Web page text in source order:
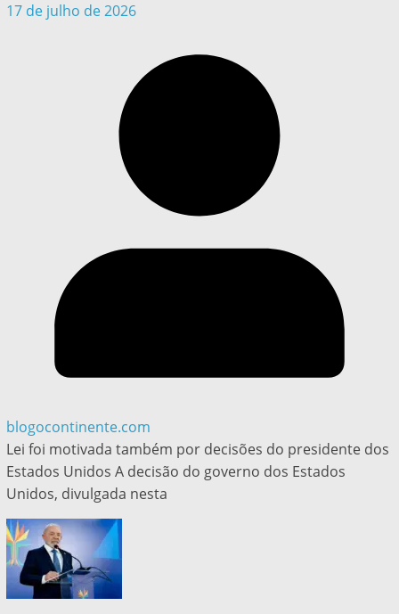
17 de julho de 2026
blogocontinente.com
Lei foi motivada também por decisões do presidente dos
Estados Unidos A decisão do governo dos Estados
Unidos, divulgada nesta